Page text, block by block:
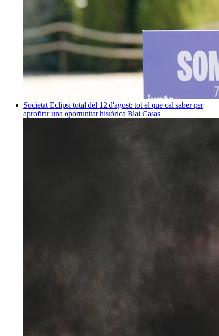
Societat Eclipsi total del 12 d'agost: tot el que cal saber per
aprofitar una oportunitat històrica Blai Casas